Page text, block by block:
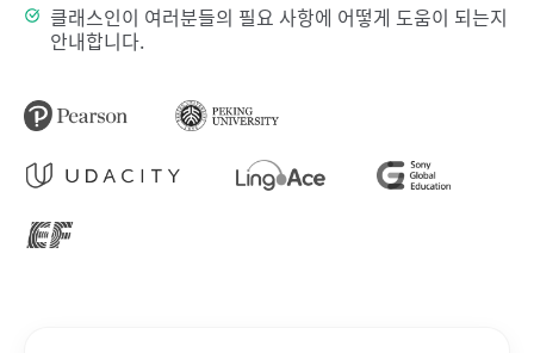
클래스인이 여러분들의 필요 사항에 어떻게 도움이 되는지
안내합니다.